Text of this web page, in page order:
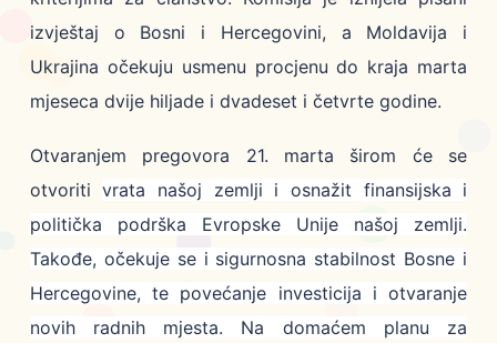
izvještaj o Bosni i Hercegovini, a Moldavija i
Ukrajina očekuju usmenu procjenu do kraja marta
mjeseca dvije hiljade i dvadeset i četvrte godine.
Otvaranjem pregovora 21. marta širom će se
otvoritivrata našoj zemlji i osnažit finansijska i
politička podrška Evropske Unije našoj zemlji.
Takođe, očekuje se i sigurnosna stabilnost Bosne i
Hercegovine, te povećanje investicija i otvaranje
novih radnih mjesta. Na domaćem planu za